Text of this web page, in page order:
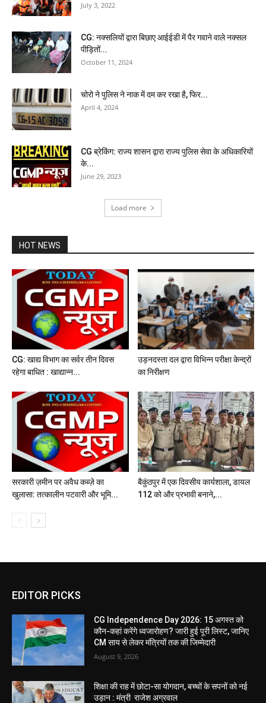
July 3, 2022
CG: नक्सलियों द्वारा बिछाए आईईडी में पैर गवाने वाले नक्सल
पीड़ितों...
October 11, 2024
चोरो ने पुलिस ने नाक में दम कर रखा है, फिर...
April 4, 2024
CG ब्रेकिंग: राज्य शासन द्वारा राज्य पुलिस सेवा के अधिकारियों
के...
June 29, 2023
Load more
HOT NEWS
CG: खाद्य विभाग का सर्वर तीन दिवस
रहेगा बाधित : खाद्यान्न...
उड़नदस्ता दल द्वारा विभिन्न परीक्षा केन्द्रों
का निरीक्षण
सरकारी ज़मीन पर अवैध कब्ज़े का
खुलासा: तत्कालीन पटवारी और भूमि...
बैकुंठपुर में एक दिवसीय कार्यशाला, डायल
112 को और प्रभावी बनाने,...
EDITOR PICKS
CG Independence Day 2026: 15 अगस्त को
कौन-कहां करेंगे ध्वजारोहण? जारी हुई पूरी लिस्ट, जानिए
CM साय से लेकर मंत्रियों तक की जिम्मेदारी
August 9, 2026
शिक्षा की राह में छोटा-सा योगदान, बच्चों के सपनों को नई
उड़ान : मंत्री राजेश अग्रवाल